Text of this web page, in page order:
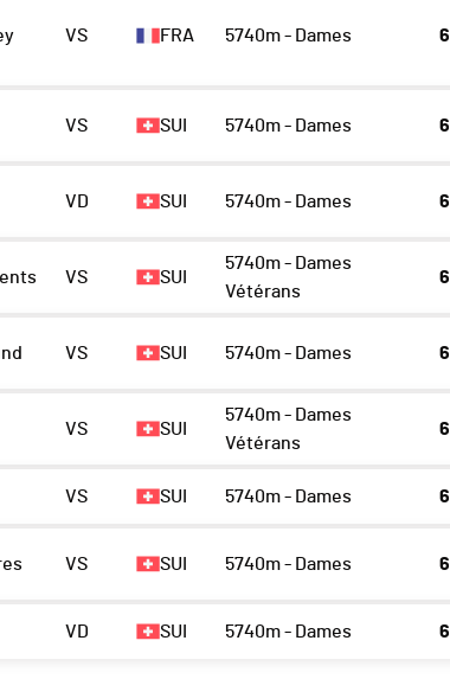
VS FRA 5740m - Dames 6
VS SUI 5740m - Dames 6
VD SUI 5740m - Dames 6
VS SUI
5740m - Dames
Vétérans
6
VS SUI 5740m - Dames 6
VS SUI
5740m - Dames
Vétérans
6
VS SUI 5740m - Dames 6
VS SUI 5740m - Dames 6
VD SUI 5740m - Dames 6